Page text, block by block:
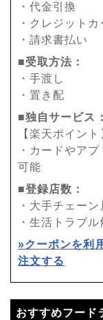
・代金引換
・クレジットカ
・請求書払い
■受取方法：
・手渡し
・置き配
■独自サービス：
【楽天ポイント
・カードやア
可能
■登録店数：
・大手チェーン
・生活トラブル
»クーポンを利
注文する
おすすめフード